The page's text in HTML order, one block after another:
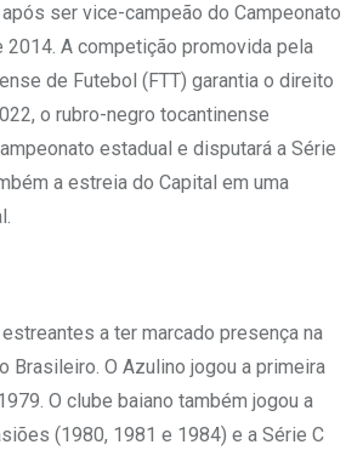
ser vice-campeão do Campeonato
2014. A competição promovida pela
de Futebol (FTT) garantia o direito
o rubro-negro tocantinense
estadual e disputará a Série
a estreia do Capital em uma
a ter marcado presença na
Brasileiro. O Azulino jogou a primeira
O clube baiano também jogou a
(1980, 1981 e 1984) e a Série C